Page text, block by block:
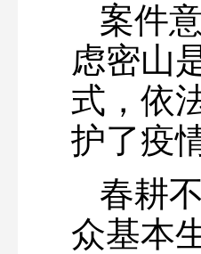
案件
虑密山
式，依
护了疫
春耕
众基本